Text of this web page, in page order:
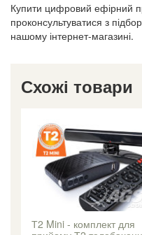
Купити цифровий ефірний
проконсультуватися з
нашому інтернет-магазині.
Схожі товари
Т2 Mini - комплект для